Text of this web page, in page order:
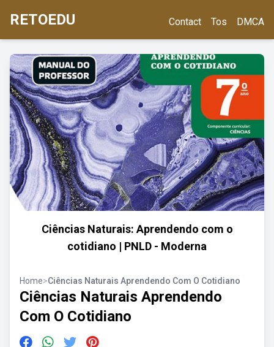
RETOEDU Contact Tos DMCA
Ciências Naturais: Aprendendo com o
cotidiano | PNLD - Moderna
Home>Ciências Naturais Aprendendo Com O Cotidiano
Ciências Naturais Aprendendo
Com O Cotidiano